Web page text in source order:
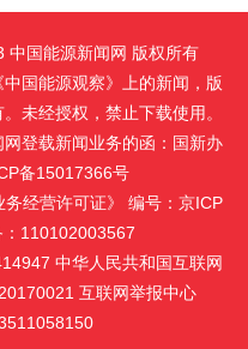
国能源新闻网 版权所有
国能源观察》上的新闻，版
未经授权，禁止下载使用。
登载新闻业务的函：国新办
备15017366号
务经营许可证》 编号：京ICP
110102003567
中华人民共和国互联网
互联网举报中心